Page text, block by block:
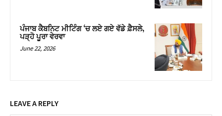
ਪੰਜਾਬ ਕੈਬਨਿਟ ਮੀਟਿੰਗ ‘ਚ ਲਏ ਗਏ ਵੱਡੇ ਫ਼ੈਸਲੇ,
ਪੜ੍ਹੋ ਪੂਰਾ ਵੇਰਵਾ
June 22, 2026
LEAVE A REPLY